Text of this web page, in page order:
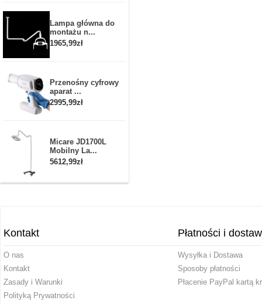
Lampa główna do
montażu n...
1965,99zł
Przenośny cyfrowy
aparat ...
2995,99zł
Micare JD1700L
Mobilny La...
5612,99zł
Kontakt
O nas
Kontakt
Zasady i Warunki
Polityką Prywatności
Płatności i
Wysyłka i Dostawa
Sposoby płatności
Płacenie PayPal kartą